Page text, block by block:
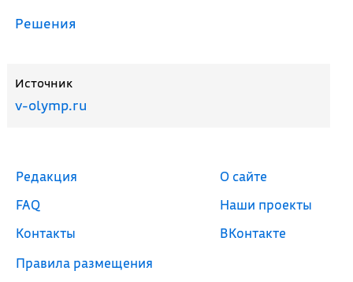
Решения
Источник
v-olymp.ru
Редакция
FAQ
Контакты
Правила размещения
О сайте
Наши проекты
ВКонтакте